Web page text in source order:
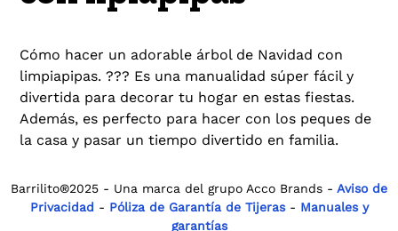
Cómo hacer un adorable árbol de Navidad con
limpiapipas. ??? Es una manualidad súper fácil y
divertida para decorar tu hogar en estas fiestas.
Además, es perfecto para hacer con los peques de
la casa y pasar un tiempo divertido en familia.
Barrilito®2025 - Una marca del grupo Acco Brands - Aviso de
Privacidad - Póliza de Garantía de Tijeras - Manuales y
garantías